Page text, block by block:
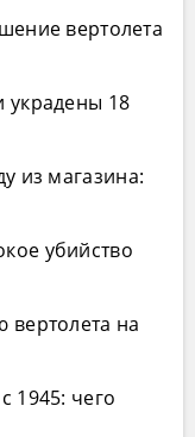
вертолета
украдены 18
из магазина:
убийство
вертолета на
1945: чего